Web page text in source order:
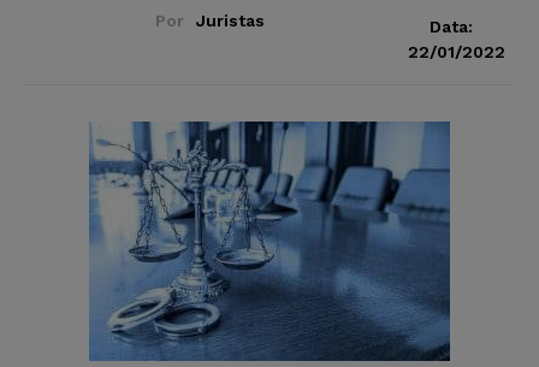
Por Juristas
Data:
22/01/2022